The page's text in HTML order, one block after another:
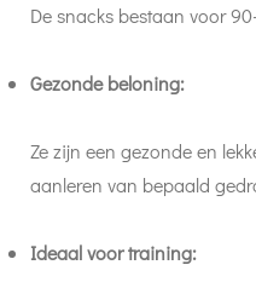
De snacks bestaan voor
Gezonde beloning:
Ze zijn een gezonde en
aanleren van bepaald
Ideaal voor training: